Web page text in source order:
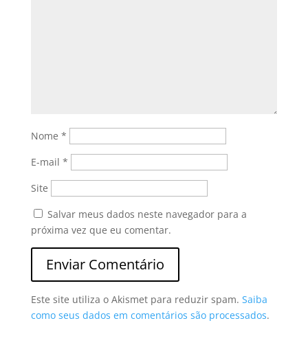
Nome *
E-mail *
Site
Salvar meus dados neste navegador para a
próxima vez que eu comentar.
Este site utiliza o Akismet para reduzir spam. Saiba
como seus dados em comentários são processados.